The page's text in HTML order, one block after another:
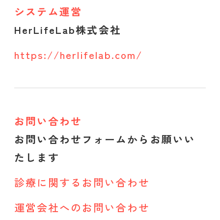
システム運営
HerLifeLab株式会社
https://herlifelab.com/
お問い合わせ
お問い合わせフォームからお願いい
たします
診療に関するお問い合わせ
運営会社へのお問い合わせ